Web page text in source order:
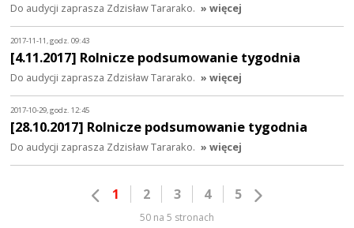
Do audycji zaprasza Zdzisław Tararako. » więcej
2017-11-11, godz. 09:43
[4.11.2017] Rolnicze podsumowanie tygodnia
Do audycji zaprasza Zdzisław Tararako. » więcej
2017-10-29, godz. 12:45
[28.10.2017] Rolnicze podsumowanie tygodnia
Do audycji zaprasza Zdzisław Tararako. » więcej
1 2 3 4 5
50 na 5 stronach